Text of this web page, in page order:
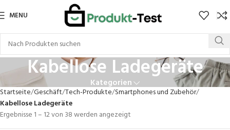
MENU
Kabellose Ladegeräte
Kategorien
Startseite Geschäft Tech-Produkte Smartphones und Zubehör
Kabellose Ladegeräte
Ergebnisse 1 – 12 von 38 werden angezeigt